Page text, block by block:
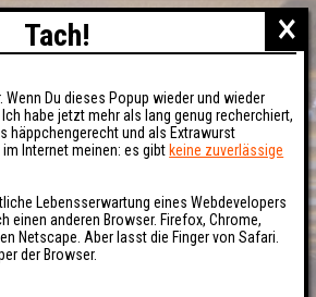
×
Tach!
Wenn Du dieses Popup wieder und wieder
habe jetzt mehr als lang genug recherchiert,
häppchengerecht und als Extrawurst
Internet meinen: es gibt keine zuverlässige
Lebensserwartung eines Webdevelopers
einen anderen Browser. Firefox, Chrome,
Netscape. Aber lasst die Finger von Safari.
der Browser.